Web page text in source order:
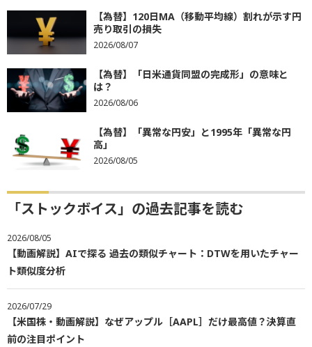
【為替】120日MA（移動平均線）割れが示す円
売り取引の損失
2026/08/07
【為替】「日米通貨同盟の完成形」の意味と
は？
2026/08/06
【為替】「異常な円安」と1995年「異常な円
高」
2026/08/05
「ストックボイス」の過去記事を読む
2026/08/05
【動画解説】AIで探る 過去の類似チャート：DTWを用いたチャー
ト類似度分析
2026/07/29
【米国株・動画解説】なぜアップル［AAPL］だけ最高値？決算直
前の注目ポイント